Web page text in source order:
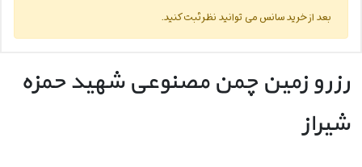
بعد از خرید سانس می توانید نظر ثبت کنید.
رزرو زمین چمن مصنوعی شهید حمزه
شیراز